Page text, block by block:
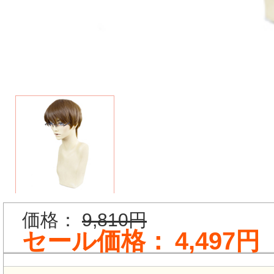
価格： 9,810円
セール価格： 4,497円